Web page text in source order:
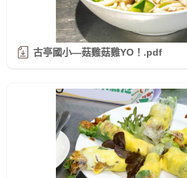
古亭國小—菇雞菇雞YO！.pdf